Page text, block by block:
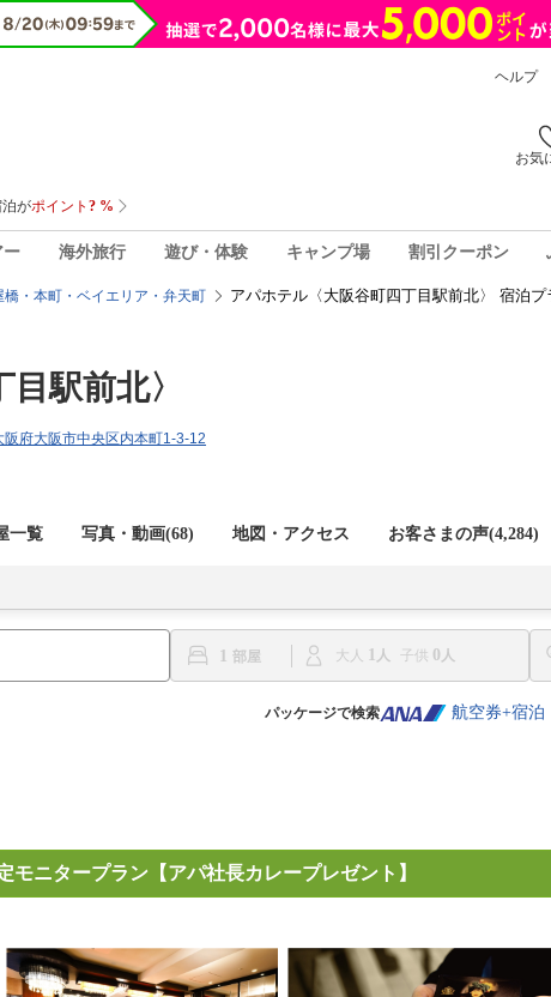
ヘルプ
お気
ー 海外旅行 遊び・体験 キャンプ場 割引クーポン
橋・本町・ベイエリア・弁天町 アパホテル〈大阪谷町四丁目駅前北〉 宿泊プ
駅前北〉
府大阪市中央区内本町1-3-12
一覧 写真・動画(68) 地図・アクセス お客さまの声(4,284)
1 大人 1 子供 0
パッケージで検索 航空券+宿泊
モニタープラン【アパ社長カレープレゼント】